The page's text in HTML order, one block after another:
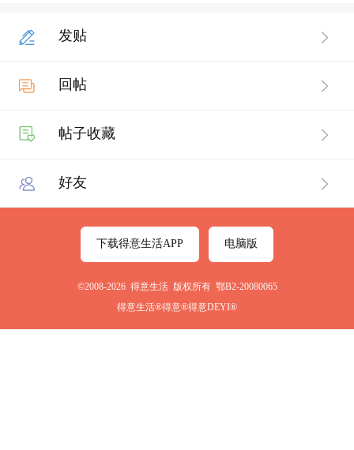
发贴
回帖
帖子收藏
好友
下载得意生活APP 电脑版
©2008-2026 得意生活 版权所有 鄂B2-20080065
得意生活®得意®得意DEYI®